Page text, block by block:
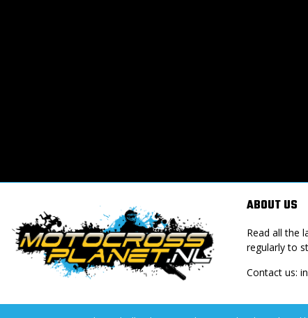
ABOUT US
Read all the
regularly to
Contact us: